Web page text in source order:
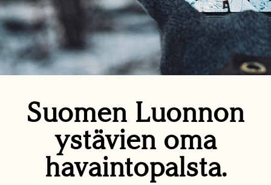
Suomen Luonnon
ystävien oma
havaintopalsta.